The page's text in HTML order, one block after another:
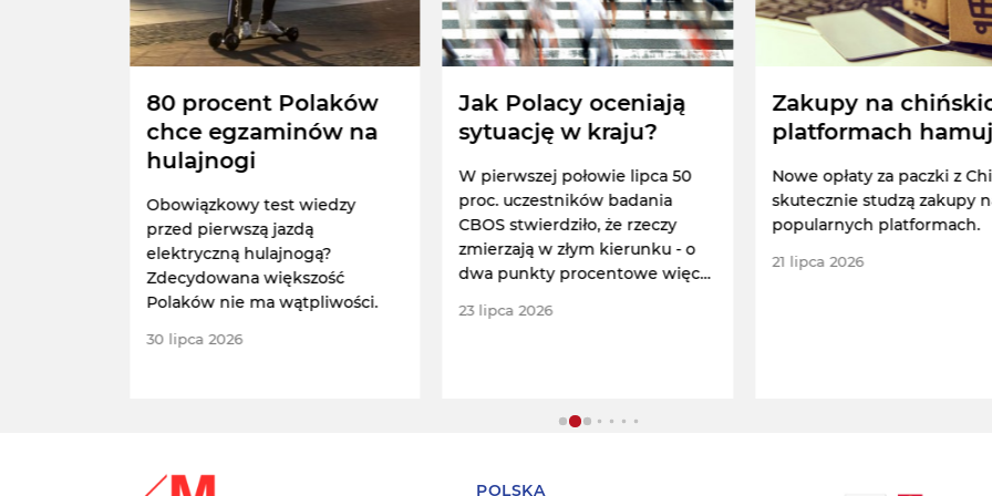
80 procent Polaków
chce egzaminów na
hulajnogi
Obowiązkowy test wiedzy
przed pierwszą jazdą
elektryczną hulajnogą?
Zdecydowana większość
Polaków nie ma wątpliwości.
30 lipca 2026
Jak Polacy oceniają
sytuację w kraju?
W pierwszej połowie lipca 50
proc. uczestników badania
CBOS stwierdziło, że rzeczy
zmierzają w złym kierunku - o
dwa punkty procentowe więcej
23 lipca 2026
Zakupy na
platformach
Nowe opłaty za paczki z
skutecznie studzą zakupy
popularnych platformach.
21 lipca 2026
POLSKA